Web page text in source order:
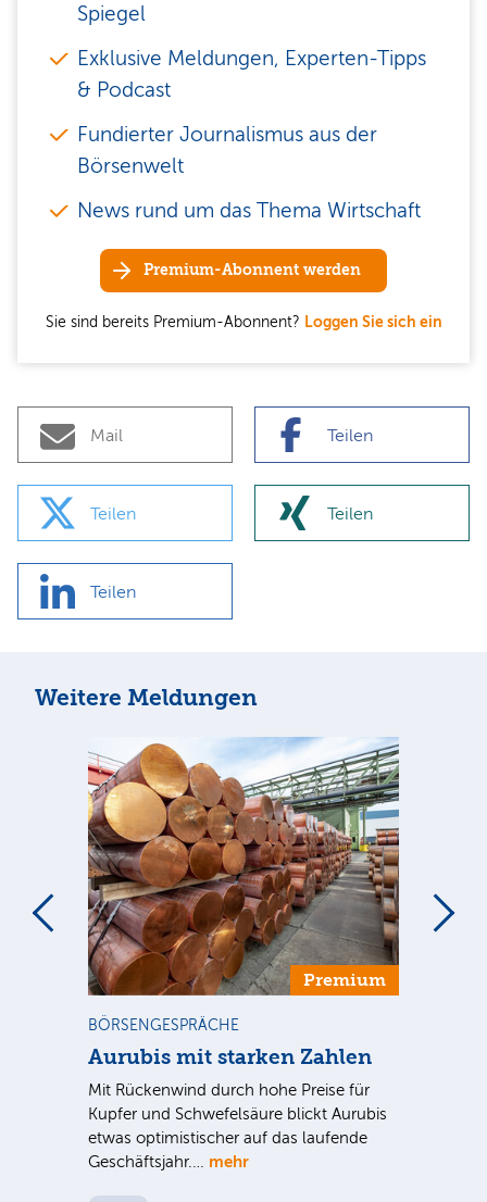
Spiegel
Exklusive Meldungen, Experten-Tipps
& Podcast
Fundierter Journalismus aus der
Börsenwelt
News rund um das Thema Wirtschaft
Premium-Abonnent werden
Sie sind bereits Premium-Abonnent? Loggen Sie sich ein
Mail Teilen
Teilen Teilen
Teilen
Weitere Meldungen
Premium
BÖRSENGESPRÄCHE
Aurubis mit starken Zahlen
Mit Rückenwind durch hohe Preise für
Kupfer und Schwefelsäure blickt Aurubis
etwas optimistischer auf das laufende
Geschäftsjahr.… mehr